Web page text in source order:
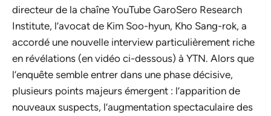
directeur de la chaîne YouTube GaroSero Research
Institute, l’avocat de Kim Soo-hyun, Kho Sang-rok, a
accordé une nouvelle interview particulièrement riche
en révélations (en vidéo ci-dessous) à YTN. Alors que
l’enquête semble entrer dans une phase décisive,
plusieurs points majeurs émergent : l’apparition de
nouveaux suspects, l’augmentation spectaculaire des